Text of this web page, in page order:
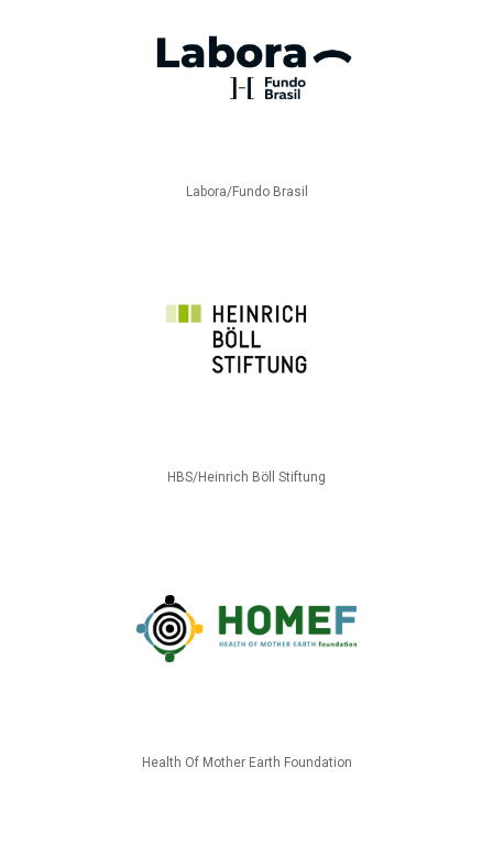
Labora/Fundo Brasil
HBS/Heinrich Böll Stiftung
Health Of Mother Earth Foundation